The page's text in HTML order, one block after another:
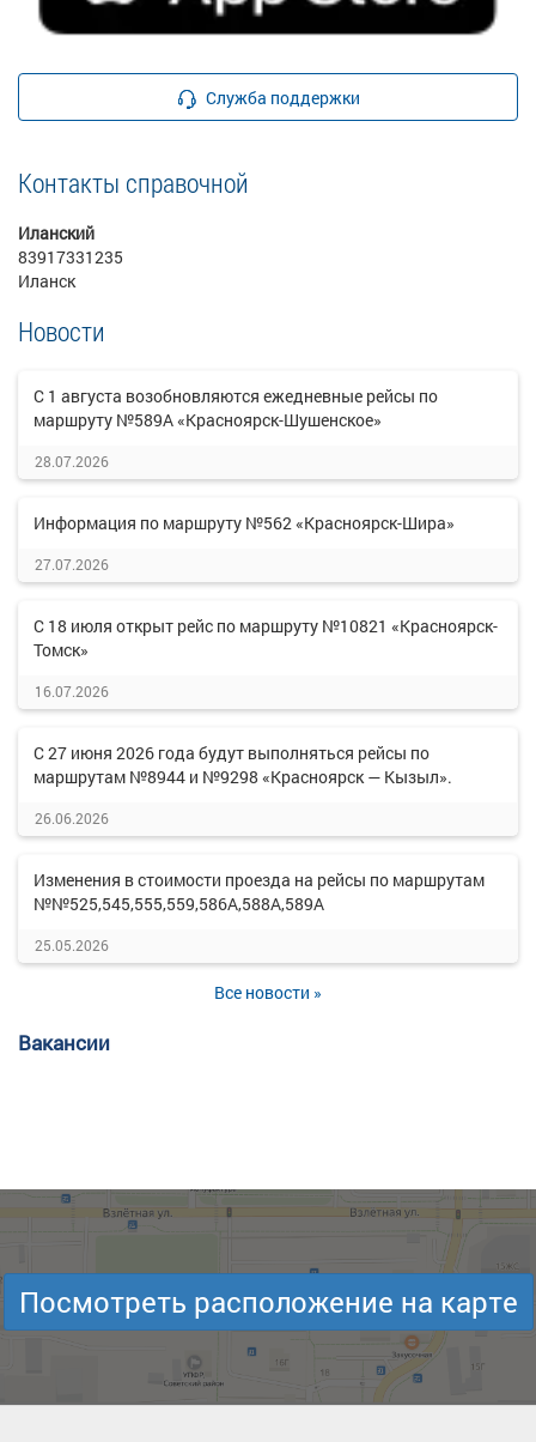
Служба поддержки
Контакты справочной
Иланский
83917331235
Иланск
Новости
С 1 августа возобновляются ежедневные рейсы по
маршруту №589А «Красноярск-Шушенское»
28.07.2026
Информация по маршруту №562 «Красноярск-Шира»
27.07.2026
С 18 июля открыт рейс по маршруту №10821 «Красноярск-
Томск»
16.07.2026
С 27 июня 2026 года будут выполняться рейсы по
маршрутам №8944 и №9298 «Красноярск — Кызыл».
26.06.2026
Изменения в стоимости проезда на рейсы по маршрутам
№№525,545,555,559,586А,588А,589А
25.05.2026
Все новости »
Вакансии
Посмотреть расположение на карте